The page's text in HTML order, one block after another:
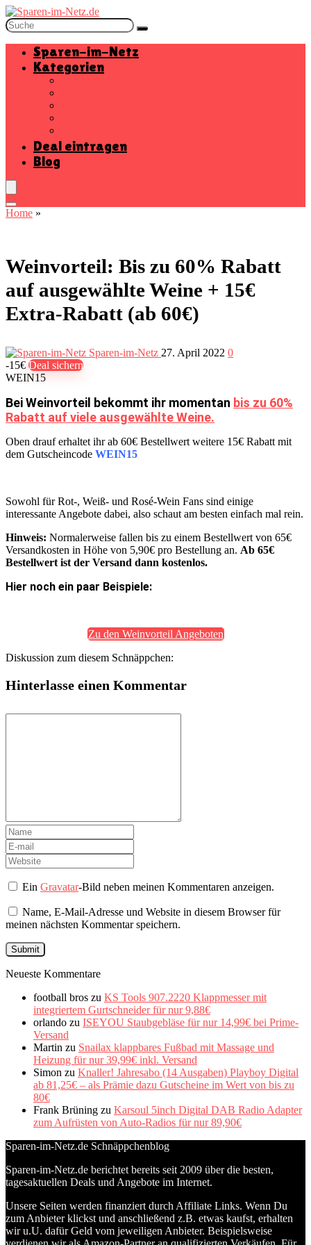
Sparen-im-Netz
Kategorien
Deal eintragen
Blog
Home »
Weinvorteil: Bis zu 60% Rabatt
auf ausgewählte Weine + 15€
Extra-Rabatt (ab 60€)
Sparen-im-Netz 27. April 2022 0
-15€ Deal sichern
WEIN15
Bei Weinvorteil bekommt ihr momentan bis zu 60%
Rabatt auf viele ausgewählte Weine.
Oben drauf erhaltet ihr ab 60€ Bestellwert weitere 15€ Rabatt mit
dem Gutscheincode WEIN15
Sowohl für Rot-, Weiß- und Rosé-Wein Fans sind einige
interessante Angebote dabei, also schaut am besten einfach mal rein.
Hinweis: Normalerweise fallen bis zu einem Bestellwert von 65€
Versandkosten in Höhe von 5,90€ pro Bestellung an. Ab 65€
Bestellwert ist der Versand dann kostenlos.
Hier noch ein paar Beispiele:
Zu den Weinvorteil Angeboten
Diskussion zum diesem Schnäppchen:
Hinterlasse einen Kommentar
EinGravatar-Bild neben meinen Kommentaren anzeigen.
Name, E-Mail-Adresse und Website in diesem Browser für
meinen nächsten Kommentar speichern.
Neueste Kommentare
football bros zu KS Tools 907.2220 Klappmesser mit
integriertem Gurtschneider für nur 9,88€
orlando zu ISEYOU Staubgebläse für nur 14,99€ bei Prime-
Versand
Martin zu Snailax klappbares Fußbad mit Massage und
Heizung für nur 39,99€ inkl. Versand
Simon zu Knaller! Jahresabo (14 Ausgaben) Playboy Digital
ab 81,25€ – als Prämie dazu Gutscheine im Wert von bis zu
80€
Frank Brüning zu Karsoul 5inch Digital DAB Radio Adapter
zum Aufrüsten von Auto-Radios für nur 89,90€
Sparen-im-Netz.de Schnäppchenblog
Sparen-im-Netz.de berichtet bereits seit 2009 über die besten,
tagesaktuellen Deals und Angebote im Internet.
Unsere Seiten werden finanziert durch Affiliate Links. Wenn Du
zum Anbieter klickst und anschließend z.B. etwas kaufst, erhalten
wir u.U. dafür Geld vom jeweiligen Anbieter. Beispielsweise